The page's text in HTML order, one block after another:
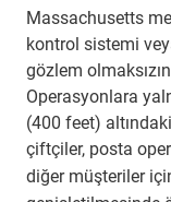
Massachusetts
kontrol sistemi
gözlem
Operasyonlara
(400 feet)
çiftçiler, posta
diğer müşteriler